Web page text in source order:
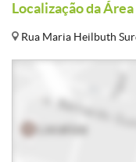
Localização da
Rua Maria Heilbuth